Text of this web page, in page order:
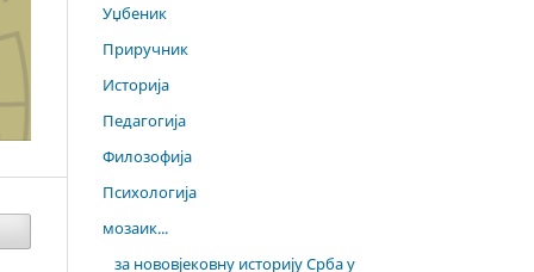
Уџбеник
Приручник
Историја
Педагогија
Филозофија
Психологија
мозаик...
за нововјековну историју Срба у